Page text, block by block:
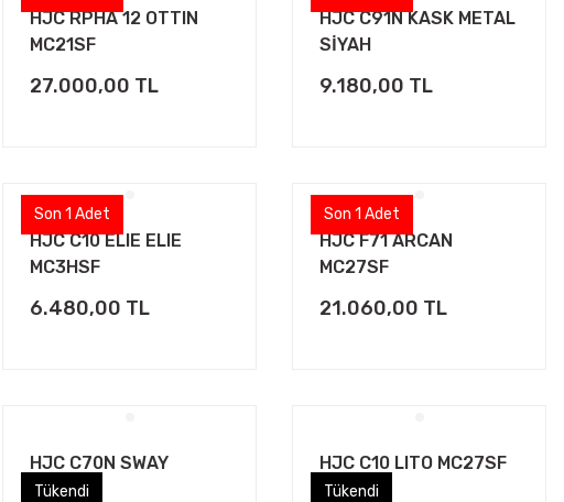
HJC RPHA 12 OTTIN
MC21SF
27.000,00 TL
HJC C91N KASK METAL
SİYAH
9.180,00 TL
Son 1 Adet
HJC C10 ELIE ELIE
MC3HSF
6.480,00 TL
Son 1 Adet
HJC F71 ARCAN
MC27SF
21.060,00 TL
Tükendi
Tükendi
HJC C70N SWAY
MC2SF
Tükendi
Tükendi
HJC C10 LITO MC27SF